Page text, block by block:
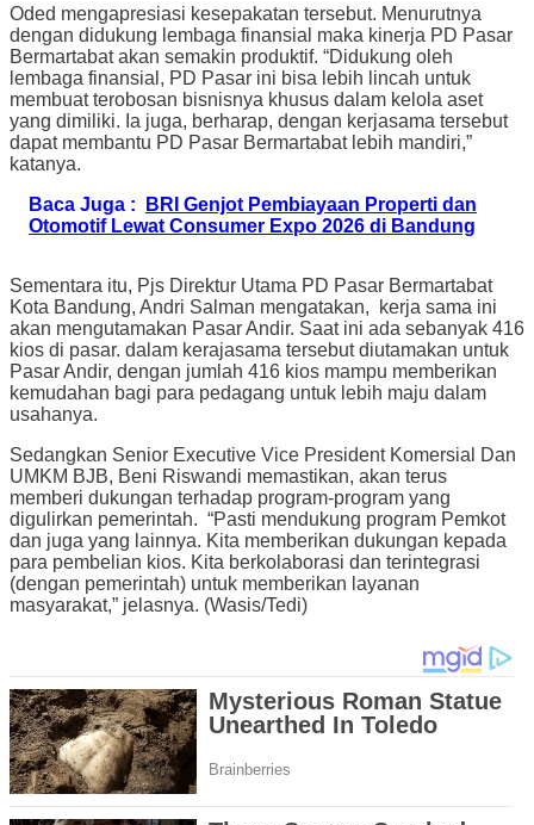
Oded mengapresiasi kesepakatan tersebut. Menurutnya
dengan didukung lembaga finansial maka kinerja PD Pasar
Bermartabat akan semakin produktif. “Didukung oleh
lembaga finansial, PD Pasar ini bisa lebih lincah untuk
membuat terobosan bisnisnya khusus dalam kelola aset
yang dimiliki. Ia juga, berharap, dengan kerjasama tersebut
dapat membantu PD Pasar Bermartabat lebih mandiri,”
katanya.
Baca Juga :
BRI Genjot Pembiayaan Properti dan
Otomotif Lewat Consumer Expo 2026 di Bandung
Sementara itu, Pjs Direktur Utama PD Pasar Bermartabat
Kota Bandung, Andri Salman mengatakan, kerja sama ini
akan mengutamakan Pasar Andir. Saat ini ada sebanyak 416
kios di pasar. dalam kerajasama tersebut diutamakan untuk
Pasar Andir, dengan jumlah 416 kios mampu memberikan
kemudahan bagi para pedagang untuk lebih maju dalam
usahanya.
Sedangkan Senior Executive Vice President Komersial Dan
UMKM BJB, Beni Riswandi memastikan, akan terus
memberi dukungan terhadap program-program yang
digulirkan pemerintah. “Pasti mendukung program Pemkot
dan juga yang lainnya. Kita memberikan dukungan kepada
para pembelian kios. Kita berkolaborasi dan terintegrasi
(dengan pemerintah) untuk memberikan layanan
masyarakat,” jelasnya. (Wasis/Tedi)